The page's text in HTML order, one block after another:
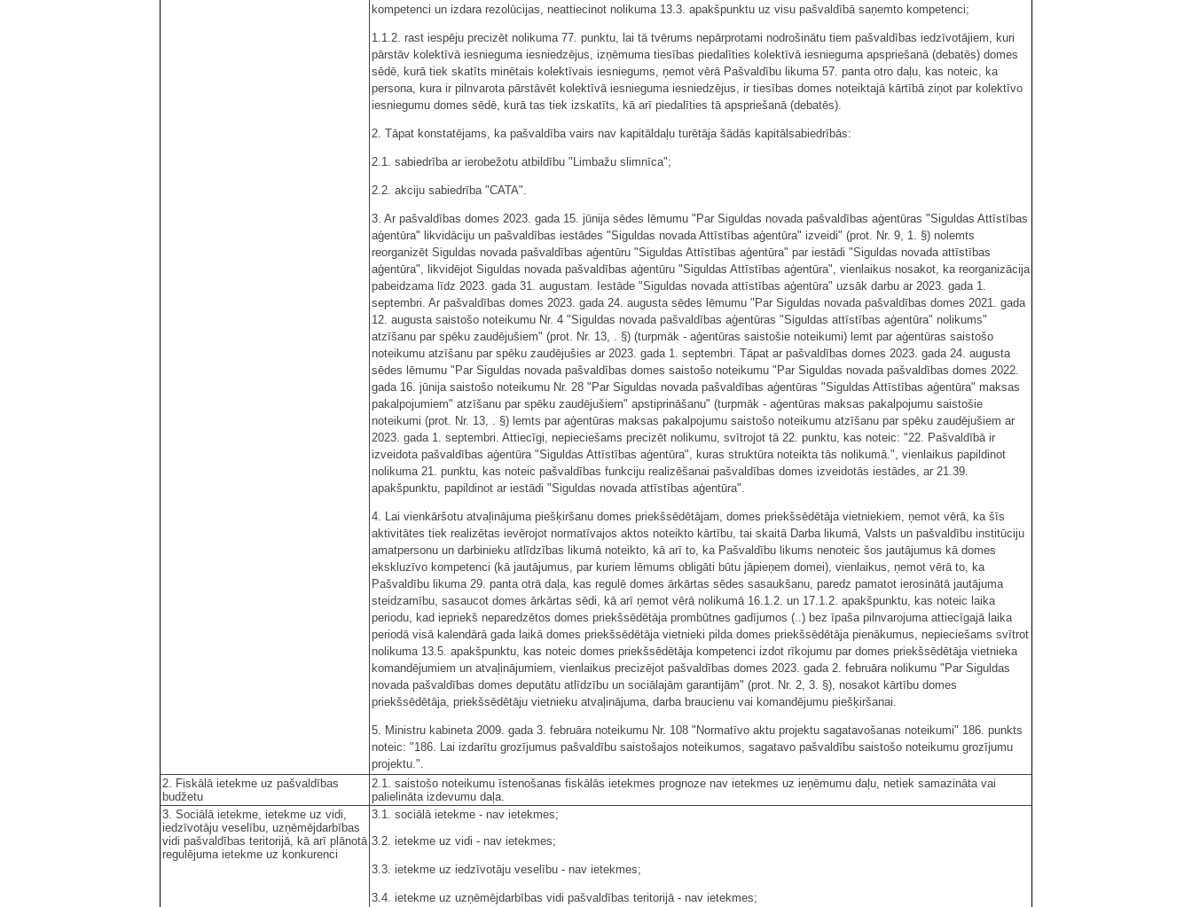
kompetenci un izdara rezolūcijas, neattiecinot nolikuma 13.3. apakšpunktu uz visu pašvaldībā saņemto kompetenci;
1.1.2. rast iespēju precizēt nolikuma 77. punktu, lai tā tvērums nepārprotami nodrošinātu tiem pašvaldības iedzīvotājiem, kuri
pārstāv kolektīvā iesnieguma iesniedzējus, izņēmuma tiesības piedalīties kolektīvā iesnieguma apspriešanā (debatēs) domes
sēdē, kurā tiek skatīts minētais kolektīvais iesniegums, ņemot vērā Pašvaldību likuma 57. panta otro daļu, kas noteic, ka
persona, kura ir pilnvarota pārstāvēt kolektīvā iesnieguma iesniedzējus, ir tiesības domes noteiktajā kārtībā ziņot par kolektīvo
iesniegumu domes sēdē, kurā tas tiek izskatīts, kā arī piedalīties tā apspriešanā (debatēs).
2. Tāpat konstatējams, ka pašvaldība vairs nav kapitāldaļu turētāja šādās kapitālsabiedrībās:
2.1. sabiedrība ar ierobežotu atbildību "Limbažu slimnīca";
2.2. akciju sabiedrība "CATA".
3. Ar pašvaldības domes 2023. gada 15. jūnija sēdes lēmumu "Par Siguldas novada pašvaldības aģentūras "Siguldas Attīstības
aģentūra" likvidāciju un pašvaldības iestādes "Siguldas novada Attīstības aģentūra" izveidi" (prot. Nr. 9, 1. §) nolemts
reorganizēt Siguldas novada pašvaldības aģentūru "Siguldas Attīstības aģentūra" par iestādi "Siguldas novada attīstības
aģentūra", likvidējot Siguldas novada pašvaldības aģentūru "Siguldas Attīstības aģentūra", vienlaikus nosakot, ka reorganizācija
pabeidzama līdz 2023. gada 31. augustam. Iestāde "Siguldas novada attīstības aģentūra" uzsāk darbu ar 2023. gada 1.
septembri. Ar pašvaldības domes 2023. gada 24. augusta sēdes lēmumu "Par Siguldas novada pašvaldības domes 2021. gada
12. augusta saistošo noteikumu Nr. 4 "Siguldas novada pašvaldības aģentūras "Siguldas attīstības aģentūra" nolikums"
atzīšanu par spēku zaudējušiem" (prot. Nr. 13, . §) (turpmāk - aģentūras saistošie noteikumi) lemt par aģentūras saistošo
noteikumu atzīšanu par spēku zaudējušies ar 2023. gada 1. septembri. Tāpat ar pašvaldības domes 2023. gada 24. augusta
sēdes lēmumu "Par Siguldas novada pašvaldības domes saistošo noteikumu "Par Siguldas novada pašvaldības domes 2022.
gada 16. jūnija saistošo noteikumu Nr. 28 "Par Siguldas novada pašvaldības aģentūras "Siguldas Attīstības aģentūra" maksas
pakalpojumiem" atzīšanu par spēku zaudējušiem" apstiprināšanu" (turpmāk - aģentūras maksas pakalpojumu saistošie
noteikumi (prot. Nr. 13, . §) lemts par aģentūras maksas pakalpojumu saistošo noteikumu atzīšanu par spēku zaudējušiem ar
2023. gada 1. septembri. Attiecīgi, nepieciešams precizēt nolikumu, svītrojot tā 22. punktu, kas noteic: "22. Pašvaldībā ir
izveidota pašvaldības aģentūra "Siguldas Attīstības aģentūra", kuras struktūra noteikta tās nolikumā.", vienlaikus papildinot
nolikuma 21. punktu, kas noteic pašvaldības funkciju realizēšanai pašvaldības domes izveidotās iestādes, ar 21.39.
apakšpunktu, papildinot ar iestādi "Siguldas novada attīstības aģentūra".
4. Lai vienkāršotu atvaļinājuma piešķiršanu domes priekšsēdētājam, domes priekšsēdētāja vietniekiem, ņemot vērā, ka šīs
aktivitātes tiek realizētas ievērojot normatīvajos aktos noteikto kārtību, tai skaitā Darba likumā, Valsts un pašvaldību institūciju
amatpersonu un darbinieku atlīdzības likumā noteikto, kā arī to, ka Pašvaldību likums nenoteic šos jautājumus kā domes
ekskluzīvo kompetenci (kā jautājumus, par kuriem lēmums obligāti būtu jāpieņem domei), vienlaikus, ņemot vērā to, ka
Pašvaldību likuma 29. panta otrā daļa, kas regulē domes ārkārtas sēdes sasaukšanu, paredz pamatot ierosinātā jautājuma
steidzamību, sasaucot domes ārkārtas sēdi, kā arī ņemot vērā nolikumā 16.1.2. un 17.1.2. apakšpunktu, kas noteic laika
periodu, kad iepriekš neparedzētos domes priekšsēdētāja prombūtnes gadījumos (..) bez īpaša pilnvarojuma attiecīgajā laika
periodā visā kalendārā gada laikā domes priekšsēdētāja vietnieki pilda domes priekšsēdētāja pienākumus, nepieciešams svītrot
nolikuma 13.5. apakšpunktu, kas noteic domes priekšsēdētāja kompetenci izdot rīkojumu par domes priekšsēdētāja vietnieka
komandējumiem un atvaļinājumiem, vienlaikus precizējot pašvaldības domes 2023. gada 2. februāra nolikumu "Par Siguldas
novada pašvaldības domes deputātu atlīdzību un sociālajām garantijām" (prot. Nr. 2, 3. §), nosakot kārtību domes
priekšsēdētāja, priekšsēdētāju vietnieku atvaļinājuma, darba braucienu vai komandējumu piešķiršanai.
5. Ministru kabineta 2009. gada 3. februāra noteikumu Nr. 108 "Normatīvo aktu projektu sagatavošanas noteikumi" 186. punkts
noteic: "186. Lai izdarītu grozījumus pašvaldību saistošajos noteikumos, sagatavo pašvaldību saistošo noteikumu grozījumu
projektu.".
2. Fiskālā ietekme uz pašvaldības
budžetu
2.1. saistošo noteikumu īstenošanas fiskālās ietekmes prognoze nav ietekmes uz ieņēmumu daļu, netiek samazināta vai
palielināta izdevumu daļa.
3. Sociālā ietekme, ietekme uz vidi,
iedzīvotāju veselību, uzņēmējdarbības
vidi pašvaldības teritorijā, kā arī plānotā
regulējuma ietekme uz konkurenci
3.1. sociālā ietekme - nav ietekmes;
3.2. ietekme uz vidi - nav ietekmes;
3.3. ietekme uz iedzīvotāju veselību - nav ietekmes;
3.4. ietekme uz uzņēmējdarbības vidi pašvaldības teritorijā - nav ietekmes;